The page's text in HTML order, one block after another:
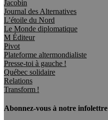
Jacobin
Journal des Alternatives
L’étoile du Nord
Le Monde diplomatique
M Éditeur
Pivot
Plateforme altermondialiste
Presse-toi à gauche !
Québec solidaire
Relations
Transform !
Abonnez-vous à notre infolettre